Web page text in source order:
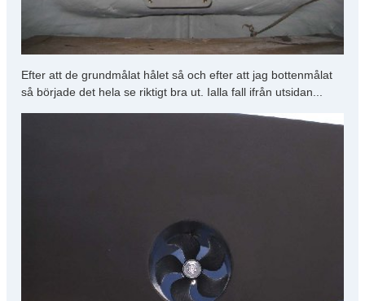
Efter att de grundmålat hålet så och efter att jag bottenmålat
så började det hela se riktigt bra ut. Ialla fall ifrån utsidan...